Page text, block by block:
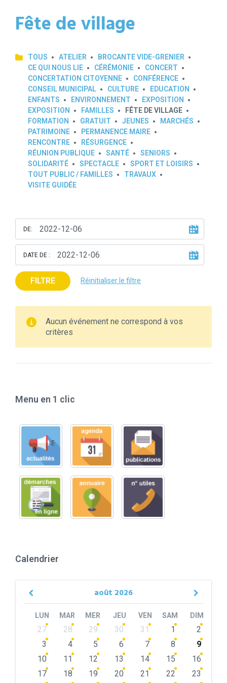
Fête de village
TOUS ATELIER
BROCANTE VIDE-GRENIER
CE QUI NOUS LIE
CÉRÉMONIE
CONCERT
CONCERTATION CITOYENNE
CONFÉRENCE
CONSEIL MUNICIPAL
CULTURE
EDUCATION
ENFANTS
ENVIRONNEMENT
EXPOSITION
EXPOSITION
FAMILLES
FÊTE DE VILLAGE
FORMATION
GRATUIT JEUNES
MARCHÉS
PATRIMOINE
PERMANENCE MAIRE
RENCONTRE
RÉSURGENCE
RÉUNION PUBLIQUE
SANTÉ
SENIORS
SOLIDARITÉ
SPECTACLE
SPORT ET LOISIRS
TOUT PUBLIC / FAMILLES
TRAVAUX
VISITE GUIDÉE
DE:
DATE DE :
FILTRE Réinitialiser le filtre
Aucun événement ne correspond à vos
critères
Menu en 1 clic
Calendrier
août 2026
Previous
LUN MAR MER JEU VEN SAM DIM
Skip
calendar
27 28 29 30 31 1
2
3
4 5 6 7 8
9
10
11 12 13 14 15
16
17
18 19 20 21 22
23